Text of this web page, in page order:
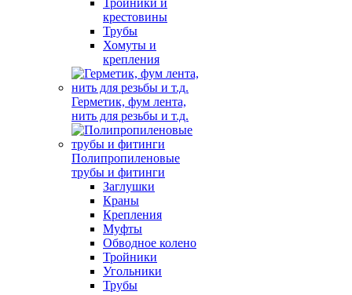
Тройники и
крестовины
Трубы
Хомуты и
крепления
Герметик, фум лента,
нить для резьбы и т.д.
Полипропиленовые
трубы и фитинги
Заглушки
Краны
Крепления
Муфты
Обводное колено
Тройники
Угольники
Трубы